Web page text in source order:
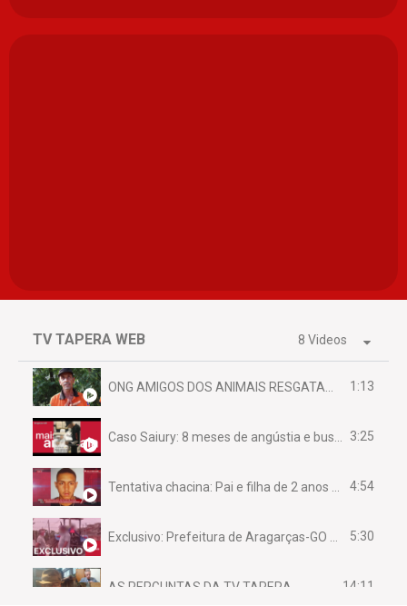
TV TAPERA WEB 8 Videos
1:13
3:25
4:54
5:30
AS PERGUNTAS DA TV TAPERA 14:11